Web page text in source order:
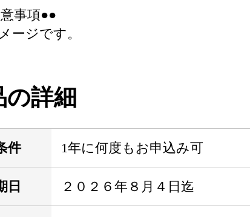
事項●●
ージです。
の詳細
件 1年に何度もお申込み可
日 ２０２６年８月４日迄